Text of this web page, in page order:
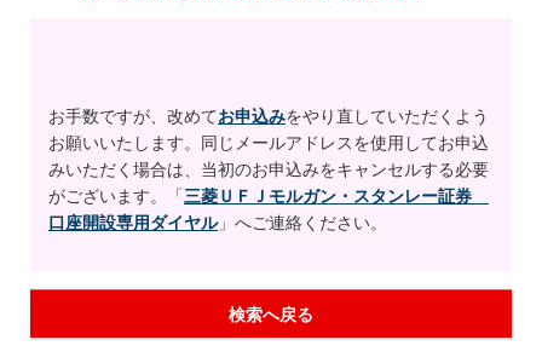
お手数ですが、改めてお申込みをやり直していただくよう
お願いいたします。同じメールアドレスを使用してお申込
みいただく場合は、当初のお申込みをキャンセルする必要
がございます。「三菱ＵＦＪモルガン・スタンレー証券
口座開設専用ダイヤル」へご連絡ください。
検索へ戻る